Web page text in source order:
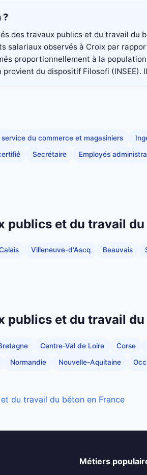
?
des travaux publics et du travail du
salariaux observés à Croix par
proportionnellement à la
du dispositif Filosofi
du commerce et magasiniers
Secrétaire Employés
publics et du travail
Villeneuve-d'Ascq Beauvais
publics et du travail
Centre-Val de Loire Corse
Normandie Nouvelle-Aquitaine
du travail du béton en France
Métiers